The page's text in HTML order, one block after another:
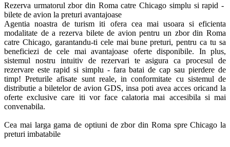
Rezerva urmatorul zbor din Roma catre Chicago simplu si rapid -
bilete de avion la preturi avantajoase
Agentia noastra de turism iti ofera cea mai usoara si eficienta
modalitate de a rezerva bilete de avion pentru un zbor din Roma
catre Chicago, garantandu-ti cele mai bune preturi, pentru ca tu sa
beneficiezi de cele mai avantajoase oferte disponibile. In plus,
sistemul nostru intuitiv de rezervari te asigura ca procesul de
rezervare este rapid si simplu - fara batai de cap sau pierdere de
timp! Preturile afisate sunt reale, in conformitate cu sistemul de
distributie a biletelor de avion GDS, insa poti avea acces oricand la
oferte exclusive care iti vor face calatoria mai accesibila si mai
convenabila.
Cea mai larga gama de optiuni de zbor din Roma spre Chicago la
preturi imbatabile